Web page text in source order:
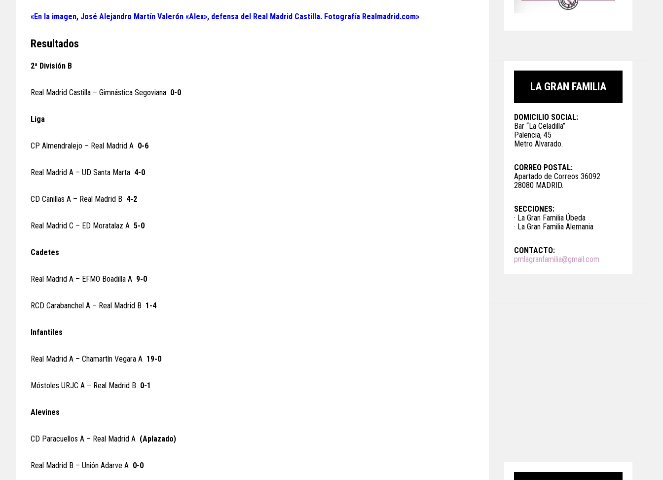
«En la imagen, José Alejandro Martín Valerón «Alex», defensa del Real Madrid Castilla. Fotografía Realmadrid.com»
Resultados
2ª División B
Real Madrid Castilla – Gimnástica Segoviana 0-0
Liga
CP Almendralejo – Real Madrid A 0-6
Real Madrid A – UD Santa Marta 4-0
CD Canillas A – Real Madrid B 4-2
Real Madrid C – ED Moratalaz A 5-0
Cadetes
Real Madrid A – EFMO Boadilla A 9-0
RCD Carabanchel A – Real Madrid B 1-4
Infantiles
Real Madrid A – Chamartín Vegara A 19-0
Móstoles URJC A – Real Madrid B 0-1
Alevines
CD Paracuellos A – Real Madrid A (Aplazado)
Real Madrid B – Unión Adarve A 0-0
LA GRAN FAMILIA
DOMICILIO SOCIAL:
Bar “La Celadilla”
Palencia, 45
Metro Alvarado.
CORREO POSTAL:
Apartado de Correos 36092
28080 MADRID.
SECCIONES:
· La Gran Familia Úbeda
· La Gran Familia Alemania
CONTACTO:
pmlagranfamilia@gmail.com